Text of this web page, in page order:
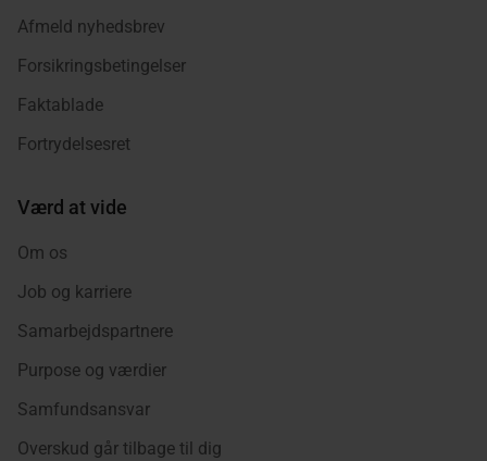
Afmeld nyhedsbrev
Forsikringsbetingelser
Faktablade
Fortrydelsesret
Værd at vide
Om os
Job og karriere
Samarbejdspartnere
Purpose og værdier
Samfundsansvar
Overskud går tilbage til dig